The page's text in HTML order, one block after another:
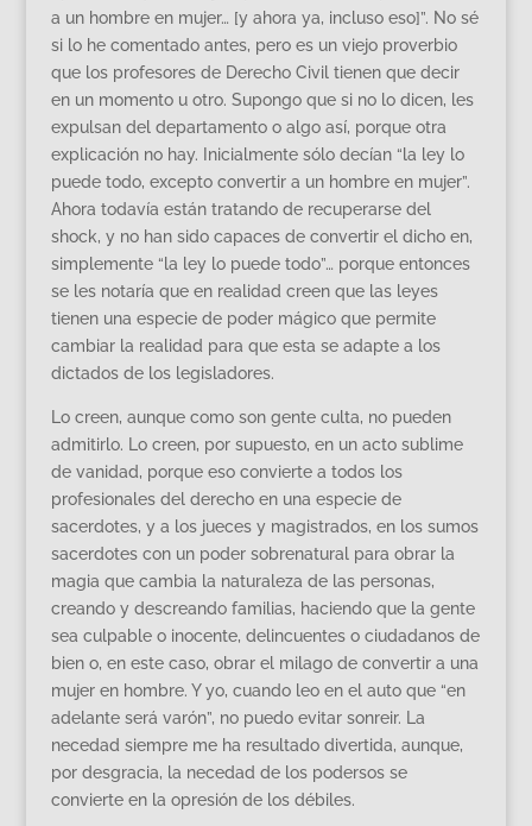
a un hombre en mujer… [y ahora ya, incluso eso]”. No sé
si lo he comentado antes, pero es un viejo proverbio
que los profesores de Derecho Civil tienen que decir
en un momento u otro. Supongo que si no lo dicen, les
expulsan del departamento o algo así, porque otra
explicación no hay. Inicialmente sólo decían “la ley lo
puede todo, excepto convertir a un hombre en mujer”.
Ahora todavía están tratando de recuperarse del
shock, y no han sido capaces de convertir el dicho en,
simplemente “la ley lo puede todo”… porque entonces
se les notaría que en realidad creen que las leyes
tienen una especie de poder mágico que permite
cambiar la realidad para que esta se adapte a los
dictados de los legisladores.
Lo creen, aunque como son gente culta, no pueden
admitirlo. Lo creen, por supuesto, en un acto sublime
de vanidad, porque eso convierte a todos los
profesionales del derecho en una especie de
sacerdotes, y a los jueces y magistrados, en los sumos
sacerdotes con un poder sobrenatural para obrar la
magia que cambia la naturaleza de las personas,
creando y descreando familias, haciendo que la gente
sea culpable o inocente, delincuentes o ciudadanos de
bien o, en este caso, obrar el milago de convertir a una
mujer en hombre. Y yo, cuando leo en el auto que “en
adelante será varón”, no puedo evitar sonreir. La
necedad siempre me ha resultado divertida, aunque,
por desgracia, la necedad de los podersos se
convierte en la opresión de los débiles.